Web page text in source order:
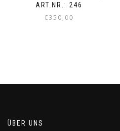
ART.NR.: 246
€350,00
ÜBER UNS